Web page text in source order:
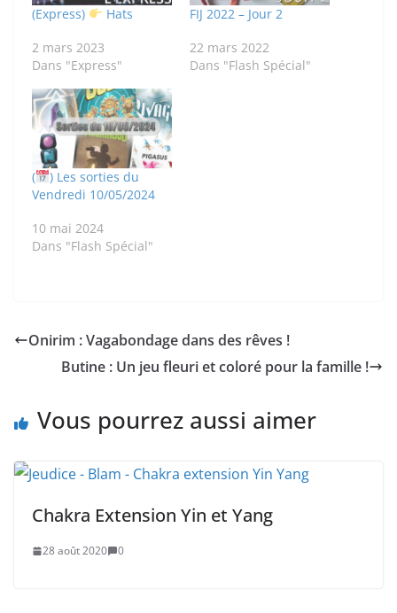
(Express)
Hats
2 mars 2023
Dans "Express"
FIJ 2022 – Jour 2
22 mars 2022
Dans "Flash Spécial"
(
) Les sorties du
Vendredi 10/05/2024
10 mai 2024
Dans "Flash Spécial"
Onirim : Vagabondage dans des rêves !
Butine : Un jeu fleuri et coloré pour la famille !
Vous pourrez aussi aimer
Chakra Extension Yin et Yang
28 août 2020 0